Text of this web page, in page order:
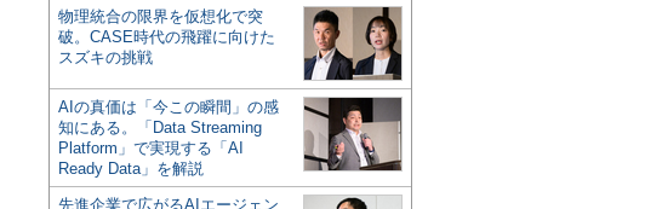
物理統合の限界を仮想化で突
破。CASE時代の飛躍に向けた
スズキの挑戦
AIの真価は「今この瞬間」の感
知にある。「Data Streaming
Platform」で実現する「AI
Ready Data」を解説
先進企業で広がるAIエージェン